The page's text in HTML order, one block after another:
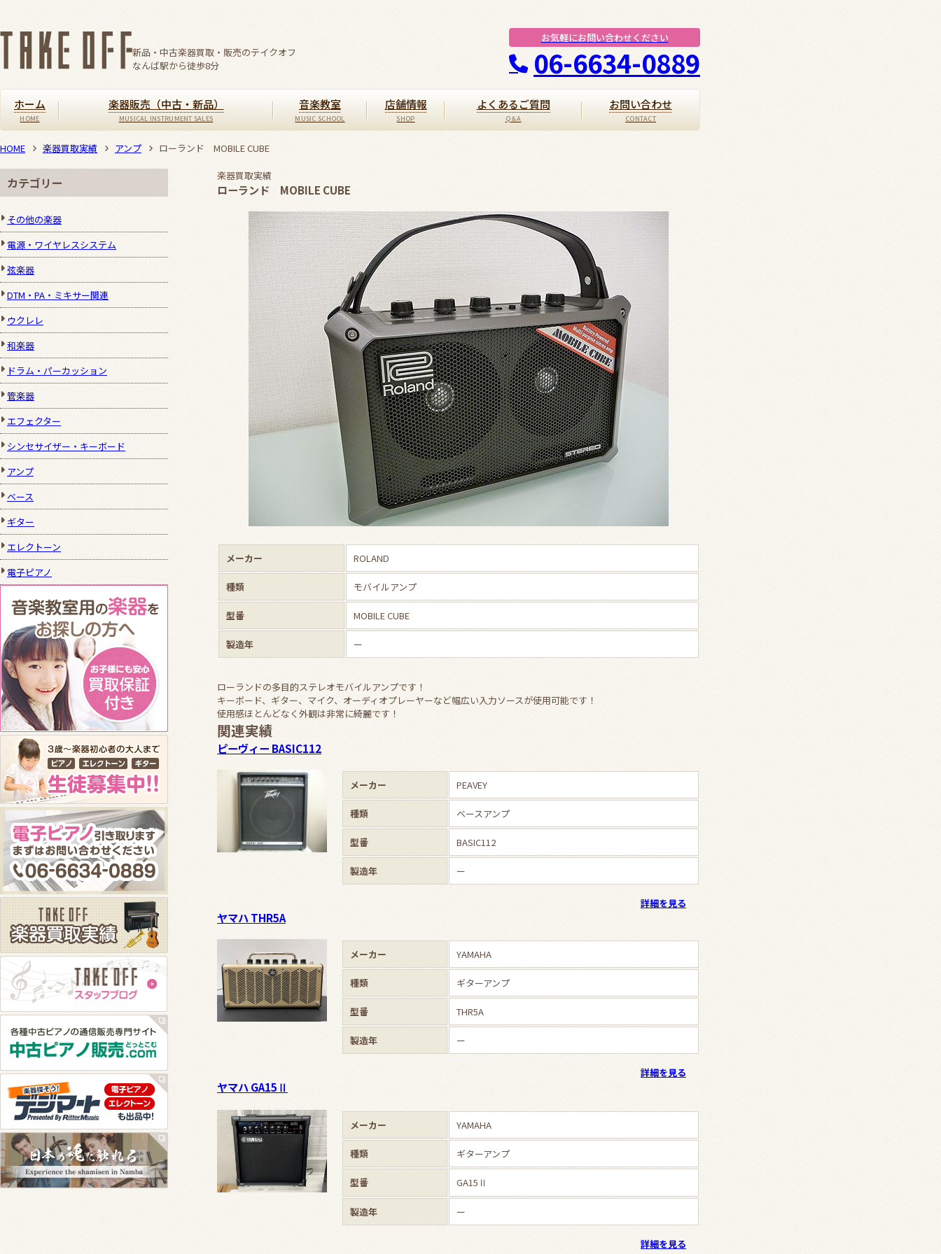
新品・中古楽器買取・販売のテイクオフ
なんば駅から徒歩8分
お気軽にお問い合わせください
06-6634-0889
ホーム 楽器販売（中古・新品） 音楽教室 店舗情報 よくあるご質問 お問い合わせ
HOME 楽器買取実績 アンプ ローランド MOBILE CUBE
楽器買取実績
ローランド MOBILE CUBE
メーカー ROLAND
種類 モバイルアンプ
型番 MOBILE CUBE
製造年 ー
ローランドの多目的ステレオモバイルアンプです！
キーボード、ギター、マイク、オーディオプレーヤーなど幅広い入力ソースが使用可能です！
使用感ほとんどなく外観は非常に綺麗です！
関連実績
ピーヴィー BASIC112
メーカー PEAVEY
種類 ベースアンプ
型番 BASIC112
製造年 ー
詳細を見る
ヤマハ THR5A
メーカー YAMAHA
種類 ギターアンプ
型番 THR5A
製造年 ー
詳細を見る
ヤマハ GA15Ⅱ
メーカー YAMAHA
種類 ギターアンプ
型番 GA15Ⅱ
製造年 ー
詳細を見る
カテゴリー
その他の楽器
電源・ワイヤレスシステム
弦楽器
DTM・PA・ミキサー関連
ウクレレ
和楽器
ドラム・パーカッション
管楽器
エフェクター
シンセサイザー・キーボード
アンプ
ベース
ギター
エレクトーン
電子ピアノ